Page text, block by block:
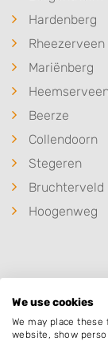
Hardenberg
Rheezerveen
Mariënberg
Beerze
Collendoorn
Stegeren
Bruchterveld
Hoogenweg
Deze
We use cookies
We may place
website, show